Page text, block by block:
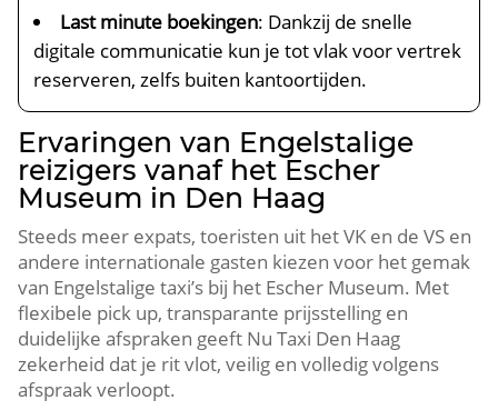
Last minute boekingen: Dankzij de snelle
digitale communicatie kun je tot vlak voor vertrek
reserveren, zelfs buiten kantoortijden.
Ervaringen van Engelstalige
reizigers vanaf het Escher
Museum in Den Haag
Steeds meer expats, toeristen uit het VK en de VS en
andere internationale gasten kiezen voor het gemak
van Engelstalige taxi’s bij het Escher Museum. Met
flexibele pick up, transparante prijsstelling en
duidelijke afspraken geeft Nu Taxi Den Haag
zekerheid dat je rit vlot, veilig en volledig volgens
afspraak verloopt.